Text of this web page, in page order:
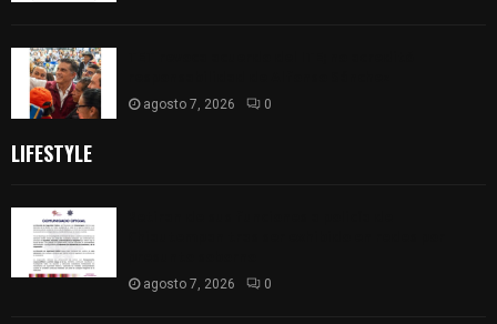
agosto 7, 2026 0
LIFESTYLE
agosto 7, 2026 0